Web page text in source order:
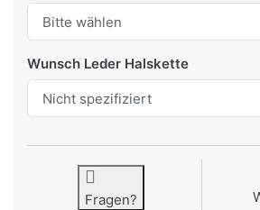
Wunsch Leder Halskette
Fragen?